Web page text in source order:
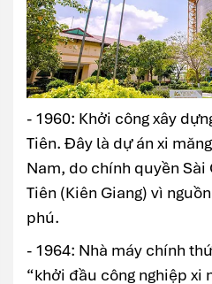
- 1960: Khởi công xây
Tiên. Đây là dự án xi
Nam, do chính quyền Sài
Tiên (Kiên Giang) vì
phú.
- 1964: Nhà máy chính
“khởi đầu công nghiệp xi